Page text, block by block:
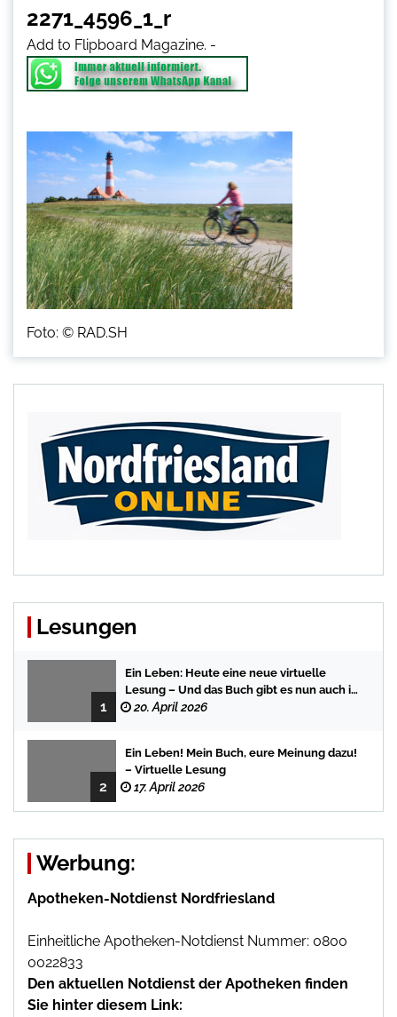
2271_4596_1_r
Add to Flipboard Magazine. -
Foto: © RAD.SH
Lesungen
1
Ein Leben: Heute eine neue virtuelle
Lesung – Und das Buch gibt es nun auch in
der Bredstedter Stadtbuchhandlung
20. April 2026
2
Ein Leben! Mein Buch, eure Meinung dazu!
– Virtuelle Lesung
17. April 2026
Werbung:
Apotheken-Notdienst Nordfriesland
Einheitliche Apotheken-Notdienst Nummer: 0800
0022833
Den aktuellen Notdienst der Apotheken finden
Sie hinter diesem Link: